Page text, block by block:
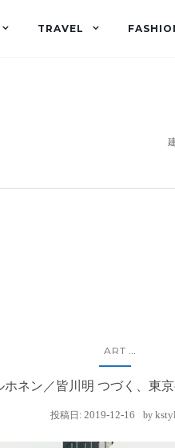
TRAVEL
ART ...
ホネン／皆川明 つづく、東
投稿日:2019-12-16 by